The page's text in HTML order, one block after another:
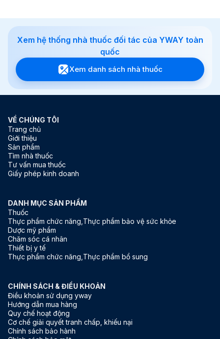
Xem hệ thống nhà thuốc đối tác của YWAY toàn
quốc
Xem danh sách nhà thuốc
VỀ CHÚNG TÔI
Trang chủ
Giới thiệu
Sản phẩm
Tìm nhà thuốc
Tư vấn mua thuốc
Giấy phép kinh doanh
DANH MỤC SẢN PHẨM
Thuốc
Thực phẩm chức năng,Thực phẩm bảo vệ sức khỏe
Dược mỹ phẩm
Chăm sóc cá nhân
Thiết bị y tế
Thực phẩm chức năng,Thực phẩm bổ sung
CHÍNH SÁCH & ĐIỀU KHOẢN
Điều khoản sử dụng yway
Hướng dẫn mua hàng
Quy chế hoạt động
Cơ chế giải quyết tranh chấp, khiếu nại
Chính sách bảo hành